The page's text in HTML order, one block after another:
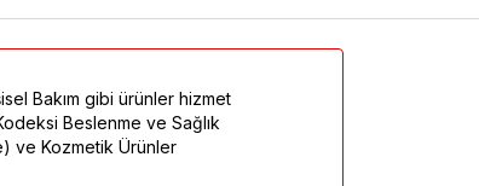
Bakım gibi ürünler hizmet
Beslenme ve Sağlık
ve Kozmetik Ürünler